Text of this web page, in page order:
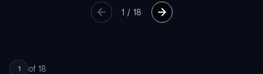
1 / 18
1 of 18